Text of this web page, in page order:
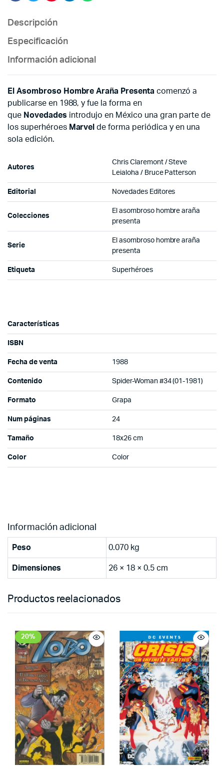
Descripción
Especificación
Información adicional
El Asombroso Hombre Araña Presenta comenzó a
publicarse en 1988, y fue la forma en
que Novedades introdujo en México una gran parte de
los superhéroes Marvelde forma periódica y en una
sola edición.
Autores
Chris Claremont / Steve
Leialoha / Bruce Patterson
Editorial Novedades Editores
Colecciones
El asombroso hombre araña
presenta
Serie
El asombroso hombre araña
presenta
Etiqueta Superhéroes
Características
ISBN
Fecha de venta 1988
Contenido Spider-Woman #34 (01-1981)
Formato Grapa
Num páginas 24
Tamaño 18x26 cm
Color Color
Información adicional
Peso 0.070 kg
Dimensiones 26 × 18 × 0.5 cm
Productos reelacionados
20%